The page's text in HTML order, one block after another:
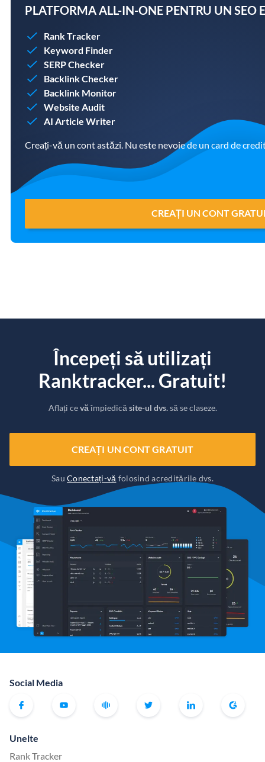
PLATFORMA ALL-IN-ONE PENTRU UN SEO
Rank Tracker
Keyword Finder
SERP Checker
Backlink Checker
Backlink Monitor
Website Audit
AI Article Writer
Creați-vă un cont astăzi. Nu este nevoie de un card de
CREAȚI UN CONT
Începeți să utilizați
Ranktracker... Gratuit!
Aflați cevăîmpiedică site-ul dvs.să se claseze.
CREAȚI UN CONT GRATUIT
SauConectați-vă folosind acreditările dvs.
Social Media
Unelte
Rank Tracker